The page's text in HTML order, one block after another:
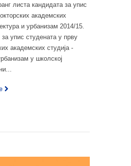
листа кандидата за упис
академских
и урбанизам 2014/15.
упис студената у прву
академских студија -
у школској